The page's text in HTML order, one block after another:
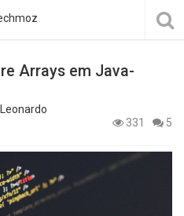
Arrays em Java-
331
5